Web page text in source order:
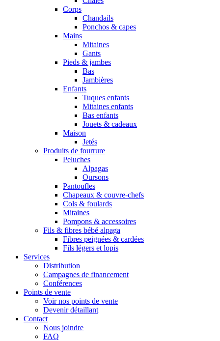
Corps
Chandails
Ponchos & capes
Mains
Mitaines
Gants
Pieds & jambes
Bas
Jambières
Enfants
Tuques enfants
Mitaines enfants
Bas enfants
Jouets & cadeaux
Maison
Jetés
Produits de fourrure
Peluches
Alpagas
Oursons
Pantoufles
Chapeaux & couvre-chefs
Cols & foulards
Mitaines
Pompons & accessoires
Fils & fibres bébé alpaga
Fibres peignées & cardées
Fils légers et lopis
Services
Distribution
Campagnes de financement
Conférences
Points de vente
Voir nos points de vente
Devenir détaillant
Contact
Nous joindre
FAQ